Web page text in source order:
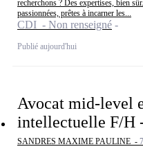
recherchons ? Des expertises, bien
passionnées, prêtes à incarner les...
CDI - Non renseigné
Publié aujourd'hui
Avocat mid-level
intellectuelle F/H
SANDRES MAXIME PAULINE -